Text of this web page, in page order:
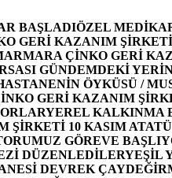
BAŞLADIÖZEL
GERİ KAZANIM
ÇİNKO GERİ
GÜNDEMDEKİ
ÖYKÜSÜ /
GERİ KAZANIM
YEREL KALKINMA
10 KASIM
GÖREVE
DÜZENLEDİLERYEŞİL
DEVREK